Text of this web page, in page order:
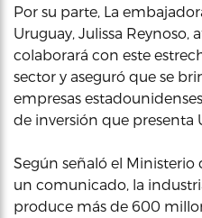
Por su parte, La
Uruguay, Julissa Reynoso,
colaborará con este
sector y aseguró que se
empresas
de inversión que presenta
Según señaló el
un comunicado, la
produce más de 600